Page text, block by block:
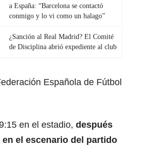
a España: “Barcelona se contactó
conmigo y lo vi como un halago”
¿Sanción al Real Madrid? El Comité
de Disciplina abrió expediente al club
Española de Fútbol
en el estadio, después
el escenario del partido